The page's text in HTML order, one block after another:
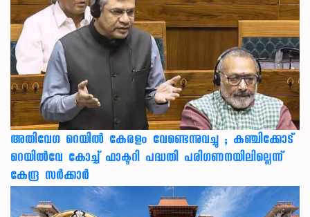
അതിവേഗ റെയിൽ കേരളം വേണ്ടെന്നുവച്ചു ; കഞ്ചിക്കോട്
റെയിൽവേ കോച്ച് ഫാക്ടറി പദ്ധതി പരിഗണനയിലില്ലെന്ന്
കേന്ദ്ര സർക്കാർ